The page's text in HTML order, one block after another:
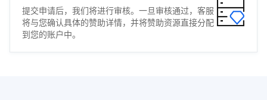
提交申请后，我们将进行审核。一旦审核通过，客服
将与您确认具体的赞助详情，并将赞助资源直接分配
到您的账户中。